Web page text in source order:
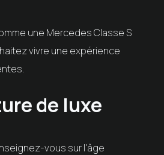
une Mercedes Classe S
vivre une expérience
de luxe
vous sur l'âge